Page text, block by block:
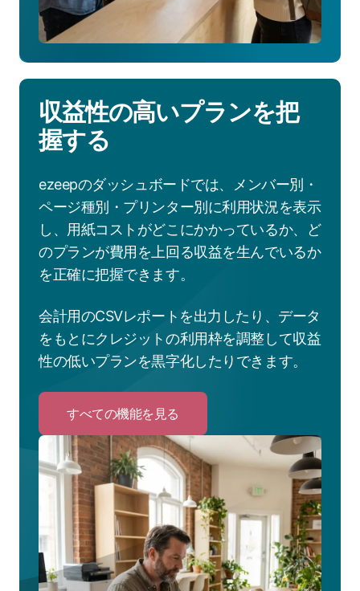
収益性の高いプランを把
握する
ezeepのダッシュボードでは、メンバー別・
ページ種別・プリンター別に利用状況を表示
し、用紙コストがどこにかかっているか、ど
のプランが費用を上回る収益を生んでいるか
を正確に把握できます。
会計用のCSVレポートを出力したり、データ
をもとにクレジットの利用枠を調整して収益
性の低いプランを黒字化したりできます。
すべての機能を見る
to
す
べ
て
の
機
能
を
見